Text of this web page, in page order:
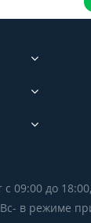
с 09:00 до 18:00,
в режиме